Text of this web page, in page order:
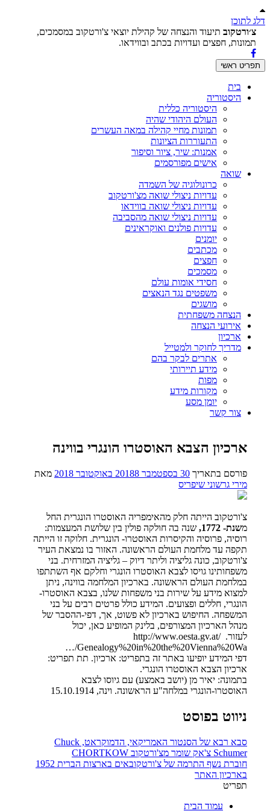
דלג לתוכן
צ׳ורטקוב תיעוד והנצחה של קהילת יוצאי צ'ורטקוב במסמכים,
תמונות, חפצים ועדויות בכתב ובווידאו.
תפריט ראשי
בית
היסטוריה
היסטוריה כללית
העולם היהודי שהיה
תמונות מחיי קהילה במאה העשרים
התעוררות הציונות
אמנות: שיר, ציור וסיפור
אישים מפורסמים
שואה
כרונולוגיה של השמדה
עדויות ניצולי שואה מצ'ורטקוב
עדויות ניצולי שואה בווידאו
עדויות ניצולי שואה מהסביבה
עדויות פולנים ואוקראינים
יומנים
מכתבים
חפצים
מסמכים
חסידי אומות עולם
משפטים נגד הנאצים
מושגים
הנצחה משפחתית
אירועי הנצחה
ארכיון
מדריך לחוקר ולמטייל
אתרים לבקר בהם
מידע תיירותי
מפות
מקורות מידע
יומן מסע
צור קשר
ארכיון הצבא האוסטרו הונגרי בווינה
פורסם בתאריך 30 בספטמבר 2018 8 באוקטובר 2018
מאת
מירי גרשוני שיפריס
צ'ורטקוב הייתה חלק מהאימפריה האוסטרו הונגרית החל
משנת- 1772,
שנה בה חולקה פולין בין שלושת המעצמות:
רוסיה, פרוסיה והקיסרות האוסטרו- הונגרית. חלוקה זו הייתה
תקפה עד מלחמת העולם הראשונה. האזור בו נמצאת העיר
צ'ורטקוב, כונה גליציה וליתר דיוק – גליציה המזרחית. בני
משפחותינו גויסו לצבא האוסטרו הונגרי וחלקם אף השתתפו
במלחמת העולם הראשונה. בארכיון המלחמה בווינה, ניתן
למצוא מידע על שירות בני משפחות שלנו, בצבא האוסטרו-
הונגרי, חללים ופצועים. המידע כולל פרטים רבים על בני
המשפחה. החיפוש בארכיון לא פשוט, אך, דפי-ההסבר של
מנהל הארכיון המצורפים, בלינק המופיע כאן, יכול
לעזור. http://www.oesta.gv.at/
…/Genealogy%20in%20the%20Vienna%20Wa
דפי המידע יופיעו באתר זה בתפריט: ארכיון. תת תפריט:
ארכיון הצבא האוסטרו הונגרי.
בתמונה: יאיר מן (יושב באמצע) עם גיוסו לצבא
האוסטרו-הונגרי במלחה"ע הראשונה. וינה, 15.10.1914
ניווט בפוסט
סבא רבא של הסנטור האמריקאי, הדמוקראט, Chuck
Schumer צ'אק שומר מצ'ורטקוב CHORTKOW
חוברת נשף התרמה של צ'ורטקובאים בארצות הברית 1952
בארכיון האתר
תפריט
עמוד הבית